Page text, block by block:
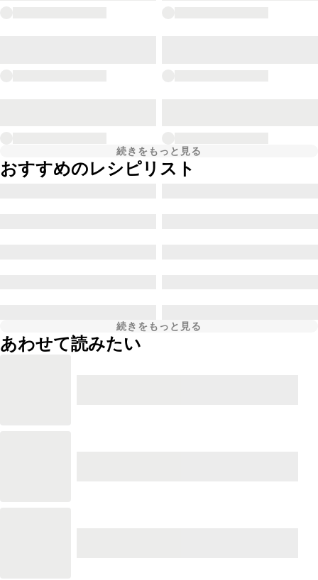
続きをもっと見る
おすすめのレシピリスト
続きをもっと見る
あわせて読みたい